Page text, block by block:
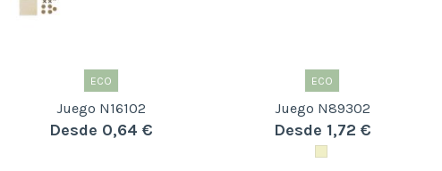
ECO
Juego N16102
Desde 0,64 €
ECO
Juego N89302
Desde 1,72 €